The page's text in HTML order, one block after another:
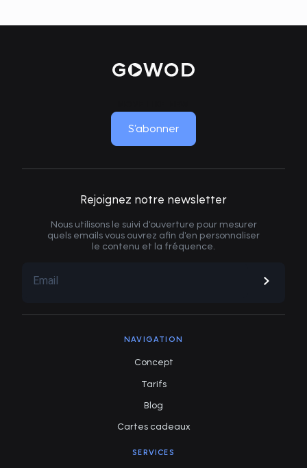
S’abonner
Rejoignez notre newsletter
Nous utilisons le suivi d'ouverture pour mesurer
quels emails vous ouvrez afin d'en personnaliser
le contenu et la fréquence.
NAVIGATION
Concept
Tarifs
Blog
Cartes cadeaux
SERVICES